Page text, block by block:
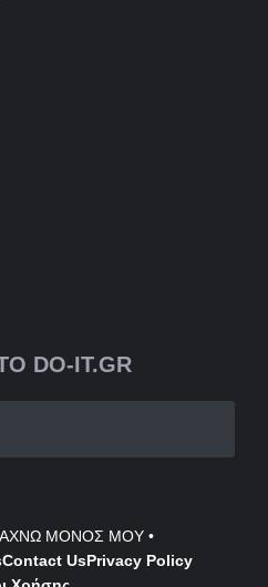
DO-IT.GR
ΜΟΝΟΣ ΜΟΥ•
ContactUsPrivacy Policy